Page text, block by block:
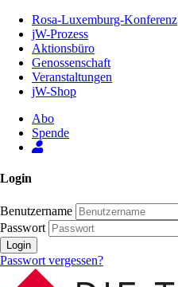
Inhalt
Seite
Rosa-Luxemburg-Konferenz
jW-Prozess
Aktionsbüro
Genossenschaft
Veranstaltungen
jW-Shop
Abo
Spende
Login
Benutzername
Passwort
Login
Passwort vergessen?